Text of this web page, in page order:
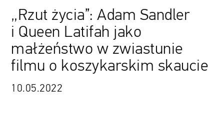
„Rzut życia”: Adam Sandler
i Queen Latifah jako
małżeństwo w zwiastunie
filmu o koszykarskim skaucie
10.05.2022
FACEBOOK TWITTER PINTEREST